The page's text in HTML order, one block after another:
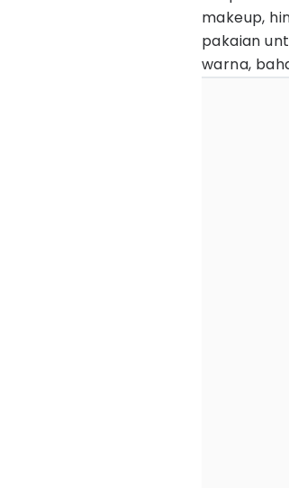
makeup,
pakaian
warna,